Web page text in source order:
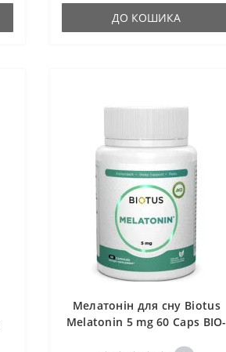
ДО КОШИКА
Мелатонін для сну Biotus
Melatonin 5 mg 60 Caps BIO-